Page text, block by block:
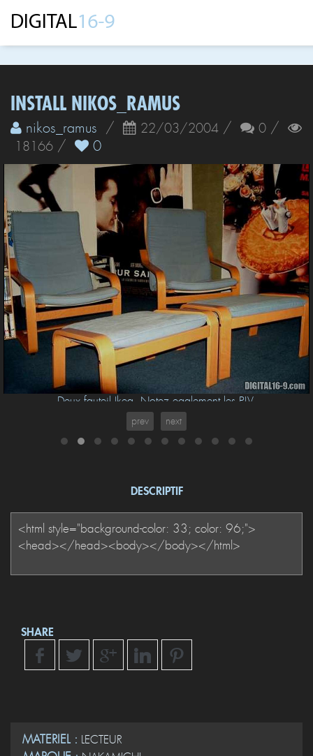
INSTALL NIKOS_RAMUS
nikos_ramus / 22/03/2004 / 0 /
18166 / 0
Deux fauteil Ikea. Notez egalement les PLV.
prev next
DESCRIPTIF
SHARE
MATERIEL : LECTEUR